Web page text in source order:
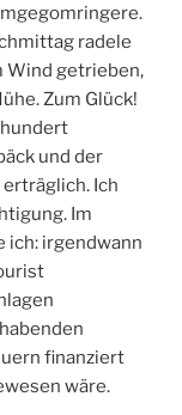
radele
Wind getrieben,
Zum Glück!
und der
erträglich. Ich
Im
ich: irgendwann
finanziert
wäre.